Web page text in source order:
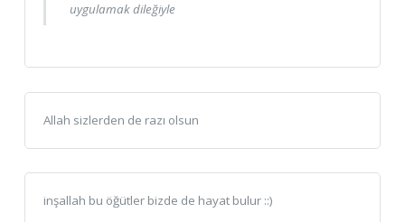
uygulamak dileğiyle
Allah sizlerden de razı olsun
inşallah bu öğütler bizde de hayat bulur ::)